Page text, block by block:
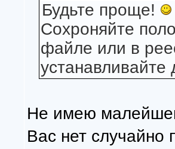
Будьте проще!
Сохроняйте
файле или в
устанавливайте
Не имею
Вас нет случайно